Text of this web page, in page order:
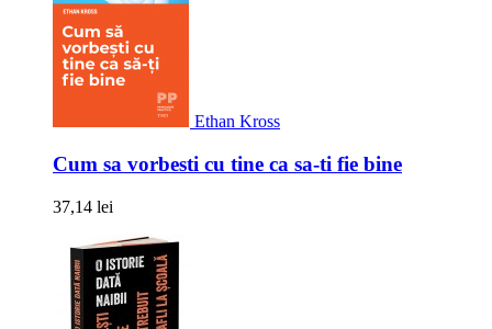
Ethan Kross
Cum sa vorbesti cu tine ca sa-ti fie bine
37,14 lei